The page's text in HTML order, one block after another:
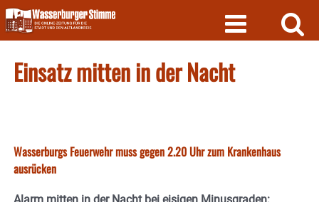
Skip
to
content
Einsatz mitten in der Nacht
Wasserburgs Feuerwehr muss gegen 2.20 Uhr zum Krankenhaus
ausrücken